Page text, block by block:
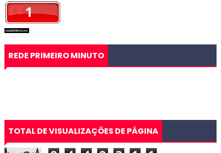
REDE PRIMEIRO MINUTO
TOTAL DE VISUALIZAÇÕES DE PÁGINA